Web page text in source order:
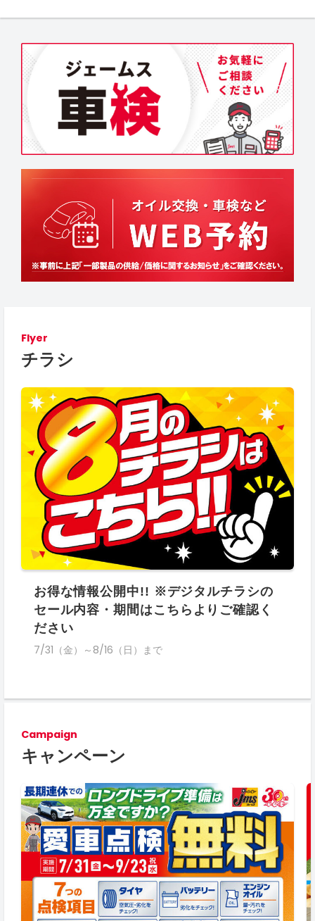
Flyer
チラシ
お得な情報公開中!! ※デジタルチラシの
セール内容・期間はこちらよりご確認く
ださい
7/31（金）～8/16（日）まで
Campaign
キャンペーン